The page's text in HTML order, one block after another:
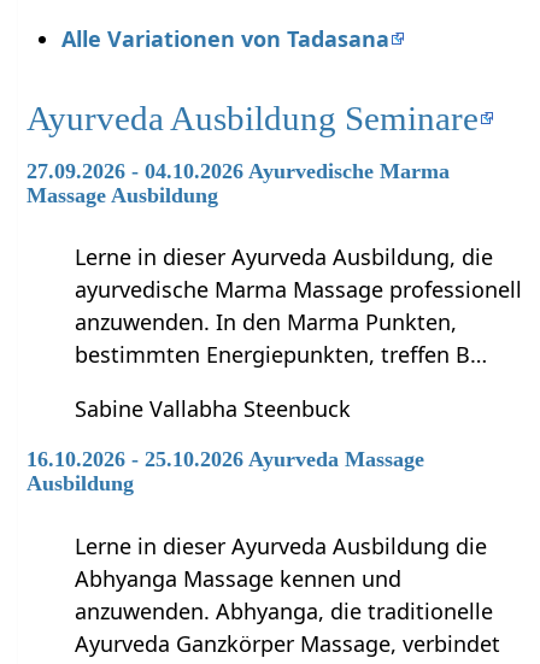
Alle Variationen von Tadasana
Ayurveda Ausbildung Seminare
27.09.2026 - 04.10.2026 Ayurvedische Marma
Massage Ausbildung
Lerne in dieser Ayurveda Ausbildung, die
ayurvedische Marma Massage professionell
anzuwenden. In den Marma Punkten,
bestimmten Energiepunkten, treffen B…
Sabine Vallabha Steenbuck
16.10.2026 - 25.10.2026 Ayurveda Massage
Ausbildung
Lerne in dieser Ayurveda Ausbildung die
Abhyanga Massage kennen und
anzuwenden. Abhyanga, die traditionelle
Ayurveda Ganzkörper Massage, verbindet